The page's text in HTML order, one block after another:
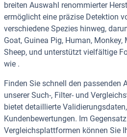
breiten Auswahl renommierter
ermöglicht eine präzise Detektion
verschiedene Spezies hinweg,
Goat, Guinea Pig, Human, Monkey,
Sheep, und unterstützt vielfältige
wie .
Finden Sie schnell den passenden
unserer Such-, Filter- und
bietet detaillierte
Kundenbewertungen. Im
Vergleichsplattformen können Sie